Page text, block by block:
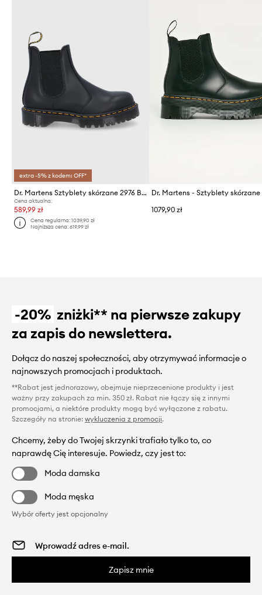
extra -5% z kodem: OFF*
Dr. Martens Sztyblety skórzane 2976 Bex
Cena aktualna:
589,99 zł
Cena regularna:1039,90 zł
Najniższa cena:619,99 zł
1079,90 zł
-20% zniżki** na pierwsze zakupy
za zapis do newslettera.
Dołącz do naszej społeczności, aby otrzymywać informacje o
najnowszych promocjach i produktach.
**Rabat jest jednorazowy, obejmuje nieprzecenione produkty i jest
ważny przy zakupach za min. 350 zł. Rabat nie łączy się z innymi
promocjami, a niektóre produkty mogą być wyłączone z rabatu.
Szczegóły na stronie: wykluczenia z promocji.
Chcemy, żeby do Twojej skrzynki trafiało tylko to, co
naprawdę Cię interesuje. Powiedz, czy jest to:
Moda damska
Moda męska
Wybór oferty jest opcjonalny
Zapisz mnie